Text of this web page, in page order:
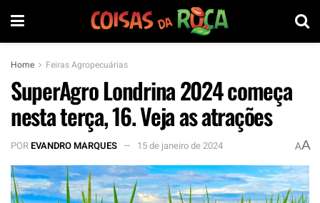
Home Feiras Agropecuárias
SuperAgro Londrina 2024 começa
nesta terça, 16. Veja as atrações
POREVANDRO MARQUES 15 de janeiro de 2024 AA